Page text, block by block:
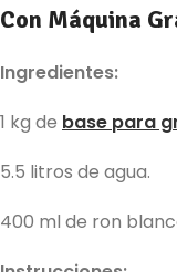
Con Máquina
Ingredientes:
1 kg de base para
5.5 litros de agua.
400 ml de ron